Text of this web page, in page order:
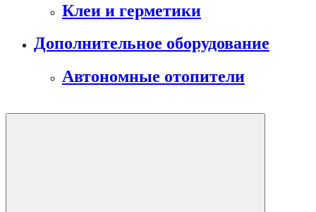
Клеи и герметики
Дополнительное оборудование
Автономные отопители